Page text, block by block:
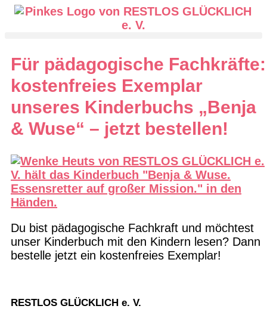
Für pädagogische Fachkräfte:
kostenfreies Exemplar
unseres Kinderbuchs „Benja
& Wuse“ – jetzt bestellen!
Du bist pädagogische Fachkraft und möchtest
unser Kinderbuch mit den Kindern lesen? Dann
bestelle jetzt ein kostenfreies Exemplar!
RESTLOS GLÜCKLICH e. V.